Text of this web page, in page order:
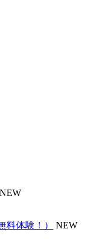
NEW
料体験！）
NEW